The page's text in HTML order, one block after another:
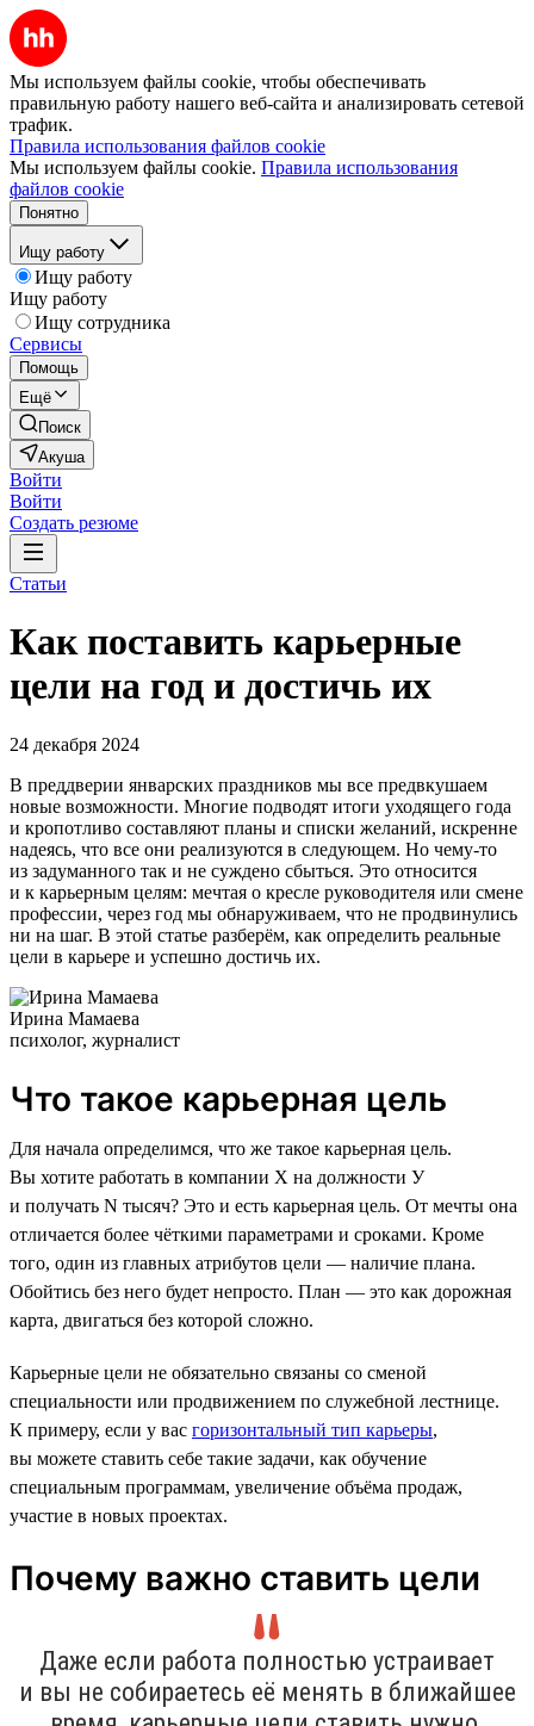
Мы используем файлы cookie, чтобы обеспечивать
правильную работу нашего веб-сайта и анализировать сетевой
трафик.
Правила использования файлов cookie
Мы используем файлы cookie. Правила использования
файлов cookie
Понятно
Ищу работу
Ищу работу
Ищу работу
Ищу сотрудника
Сервисы
Помощь
Ещё
Поиск
Акуша
Войти
Войти
Создать резюме
Статьи
Как поставить карьерные
цели на год и достичь их
24 декабря 2024
В преддверии январских праздников мы все предвкушаем
новые возможности. Многие подводят итоги уходящего года
и кропотливо составляют планы и списки желаний, искренне
надеясь, что все они реализуются в следующем. Но чему-то
из задуманного так и не суждено сбыться. Это относится
и к карьерным целям: мечтая о кресле руководителя или смене
профессии, через год мы обнаруживаем, что не продвинулись
ни на шаг. В этой статье разберём, как определить реальные
цели в карьере и успешно достичь их.
Ирина Мамаева
психолог, журналист
Что такое карьерная цель
Для начала определимся, что же такое карьерная цель.
Вы хотите работать в компании Х на должности У
и получать N тысяч? Это и есть карьерная цель. От мечты она
отличается более чёткими параметрами и сроками. Кроме
того, один из главных атрибутов цели — наличие плана.
Обойтись без него будет непросто. План — это как дорожная
карта, двигаться без которой сложно.
Карьерные цели не обязательно связаны со сменой
специальности или продвижением по служебной лестнице.
К примеру, если у вас горизонтальный тип карьеры,
вы можете ставить себе такие задачи, как обучение
специальным программам, увеличение объёма продаж,
участие в новых проектах.
Почему важно ставить цели
Даже если работа полностью устраивает
и вы не собираетесь её менять в ближайшее